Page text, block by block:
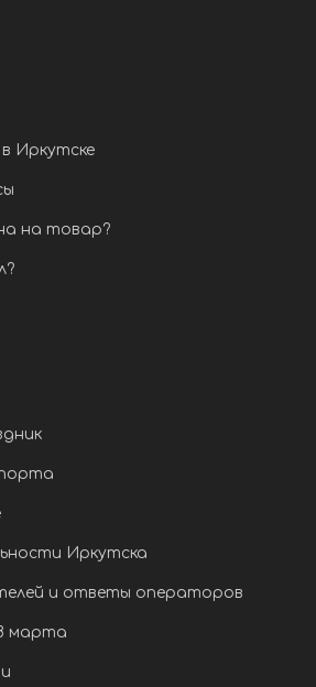
Иркутске
на товар?
Иркутска
и ответы операторов
марта